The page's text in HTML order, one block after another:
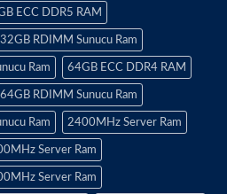
ECC DDR5 RAM
32GB RDIMM Sunucu Ram
Ram 64GB ECC DDR4 RAM
64GB RDIMM Sunucu Ram
Ram 2400MHz Server Ram
Server Ram
Server Ram